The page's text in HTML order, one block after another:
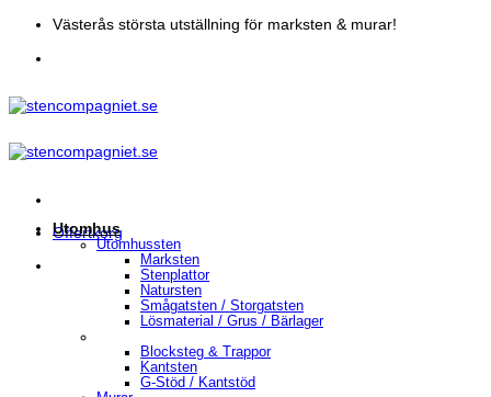
Skip
content
Västerås största utställning för marksten & murar!
Offertkorg
Utomhus
Utomhussten
Marksten
Stenplattor
Natursten
Smågatsten / Storgatsten
Lösmaterial / Grus / Bärlager
Blocksteg & Trappor
Kantsten
G-Stöd / Kantstöd